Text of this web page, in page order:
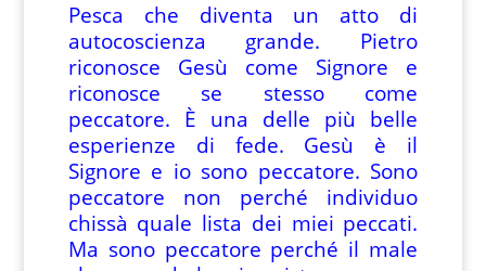
Pesca che diventa un atto di
autocoscienza grande. Pietro
riconosce Gesù come Signore e
riconosce se stesso come
peccatore. È una delle più belle
esperienze di fede. Gesù è il
Signore e io sono peccatore. Sono
peccatore non perché individuo
chissà quale lista dei miei peccati.
Ma sono peccatore perché il male